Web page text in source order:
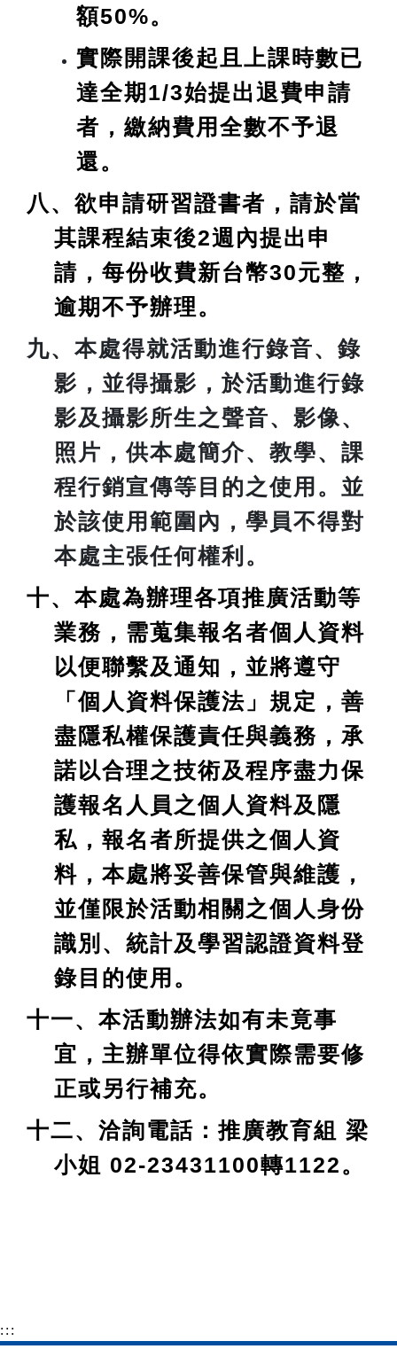
額50%。
實際開課後起且上課時數已
達全期1/3始提出退費申請
者，繳納費用全數不予退
還。
八、欲申請研習證書者，請於當
其課程結束後2週內提出申
請，每份收費新台幣30元整，
逾期不予辦理。
九、本處得就活動進行錄音、錄
影，並得攝影，於活動進行錄
影及攝影所生之聲音、影像、
照片，供本處簡介、教學、課
程行銷宣傳等目的之使用。並
於該使用範圍內，學員不得對
本處主張任何權利。
十、本處為辦理各項推廣活動等
業務，需蒐集報名者個人資料
以便聯繫及通知，並將遵守
「個人資料保護法」規定，善
盡隱私權保護責任與義務，承
諾以合理之技術及程序盡力保
護報名人員之個人資料及隱
私，報名者所提供之個人資
料，本處將妥善保管與維護，
並僅限於活動相關之個人身份
識別、統計及學習認證資料登
錄目的使用。
十一、本活動辦法如有未竟事
宜，主辦單位得依實際需要修
正或另行補充。
十二、洽詢電話：推廣教育組 梁
小姐 02-23431100轉1122。
:::